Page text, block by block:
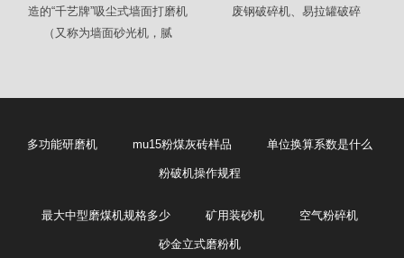
造的“千艺牌”吸尘式墙面打磨机
（又称为墙面砂光机，腻
废钢破碎机、易拉罐破碎
多功能研磨机 mu15粉煤灰砖样品 单位换算系数是什么
粉破机操作规程
最大中型磨煤机规格多少 矿用装砂机 空气粉碎机
砂金立式磨粉机